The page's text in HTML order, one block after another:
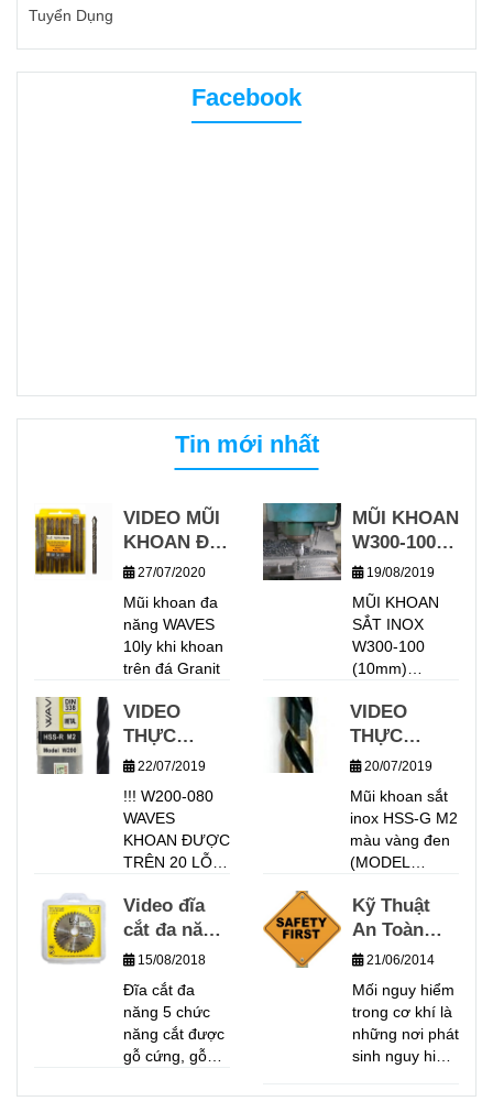
Tuyển Dụng
Facebook
Tin mới nhất
VIDEO MŨI
KHOAN ĐA
NĂNG
KHOAN
TRÊN
GẠCH
27/07/2020
Mũi khoan đa
năng WAVES
10ly khi khoan
trên đá Granit
MŨI KHOAN
W300-100
VỚI MÁY
CNC
19/08/2019
MŨI KHOAN
SẮT INOX
W300-100
(10mm)
HIỆU WAVES
VỚI MÁY
KHOAN CNC
TRÊN VẬT
LIỆU KHOAN
THÉP HỢP
KIM 40CR
CHO KẾT QUẢ
30 LỖ. TỐC
ĐỘ KHOAN:
637 V/P CHẾ
TỰ ĐỘNG:
0.12 MM/V BỀ
DẦY VẬT LIỆU
KHOAN: 30MM
VIDEO
THỰC
NGHIỆM
W200-080
TRÊN VẬT
LIỆU INOX
DÀY 6MM,
TỐC ĐỘ
KHOAN
480V/P
22/07/2019
!!! W200-080
WAVES
KHOAN ĐƯỢC
TRÊN 20 LỖ
TRƯỜNG
KHOAN LIÊN
TỤC KHÔNG
PHUN NƯỚC
LÀM MÁT !!!
VIDEO
THỰC
NGHIỆM
MŨI KHOAN
SẮT INOX
W300
WAVES_MŨI
CHẤT
LƯỢNG
CHÂU ÂU
20/07/2019
Mũi khoan sắt
inox HSS-G M2
màu vàng đen
(MODEL
lượng cao
chuyên dùng
khoan sắt ,
inox , nhôm
.Mũi khoan sắt
thương hiệu
Waves được
sản xuất từ
Video đĩa
cắt đa năng
5 in 1
(Model:
W700)
15/08/2018
Đĩa cắt đa
năng 5 chức
năng cắt được
gỗ cứng, gỗ
PVC, Nhôm.,...
Kỹ Thuật
An Toàn
Trong Cơ
21/06/2014
Mối nguy hiểm
trong cơ khí là
những nơi phát
sinh nguy hiểm
kích thước,